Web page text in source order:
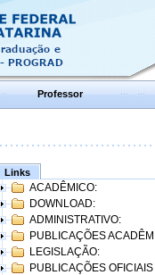
Professor
Links
ACADÊMICO:
DOWNLOAD:
ADMINISTRATIVO:
PUBLICAÇÕES
LEGISLAÇÃO:
PUBLICAÇÕES